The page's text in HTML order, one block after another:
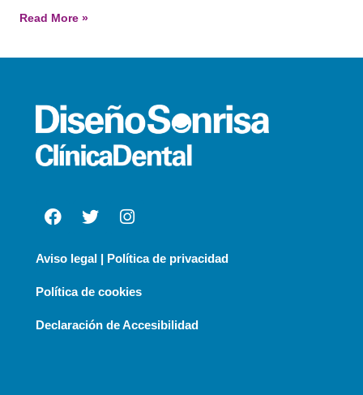
Read More »
Aviso legal | Política de privacidad
Política de cookies
Declaración de Accesibilidad